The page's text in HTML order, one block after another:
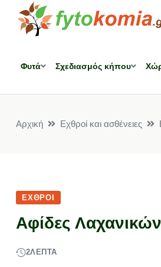
Φυτά Σχεδιασμός κήπου
Αρχική Εχθροί και ασθένειες
ΕΧΘΡΟΊ
Αφίδες Λαχανικών
2ΛΕΠΤΆ